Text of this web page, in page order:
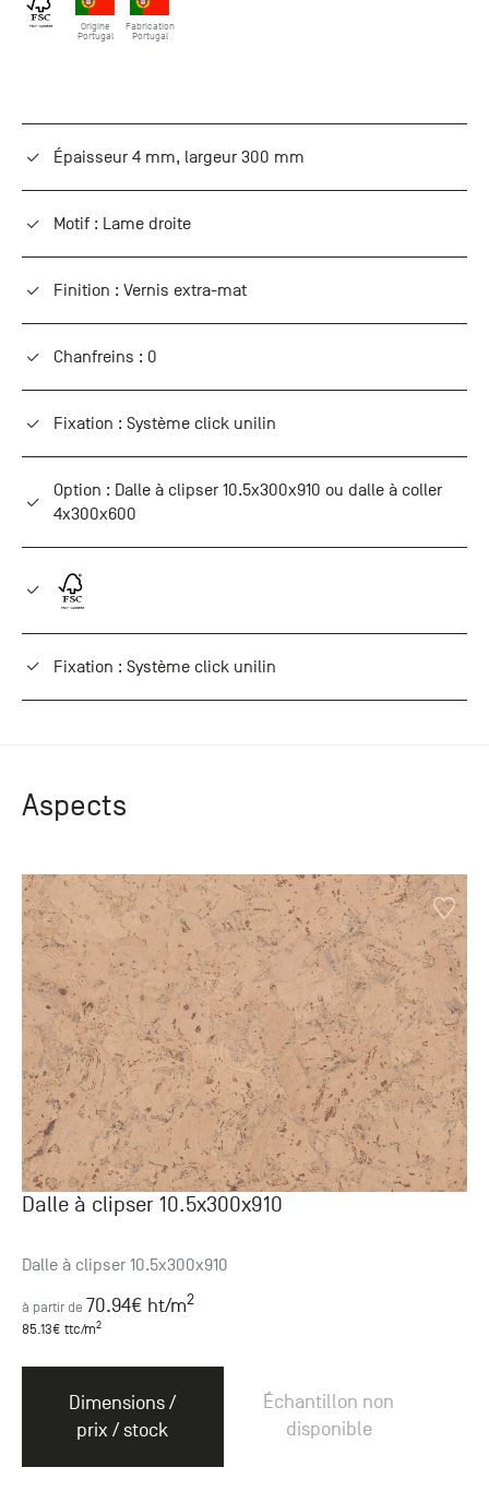
Origine
Portugal
Fabrication
Portugal
Épaisseur 4 mm, largeur 300 mm
Motif : Lame droite
Finition : Vernis extra-mat
Chanfreins : 0
Fixation : Système click unilin
Option : Dalle à clipser 10.5x300x910 ou dalle à coller
4x300x600
Fixation : Système click unilin
Aspects
Dalle à clipser 10.5x300x910
Dalle à clipser 10.5x300x910
à partir de 70.94€ ht/m2
85.13€ ttc/m2
Dimensions /
prix / stock
Échantillon non
disponible
+33 (0)1
30 06 09
Mantes -
78240